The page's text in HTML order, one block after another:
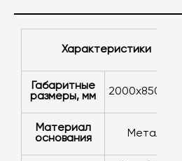
Характеристики
Габаритные
размеры, мм
2000x850x500
Материал
основания
металл